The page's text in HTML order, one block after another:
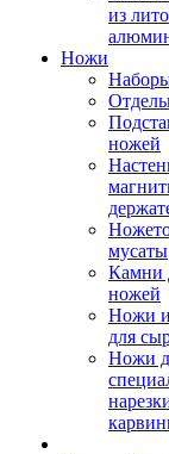
из
Ножи
ножей
мусаты
Камни
ножей
Ножи
для
Ножи